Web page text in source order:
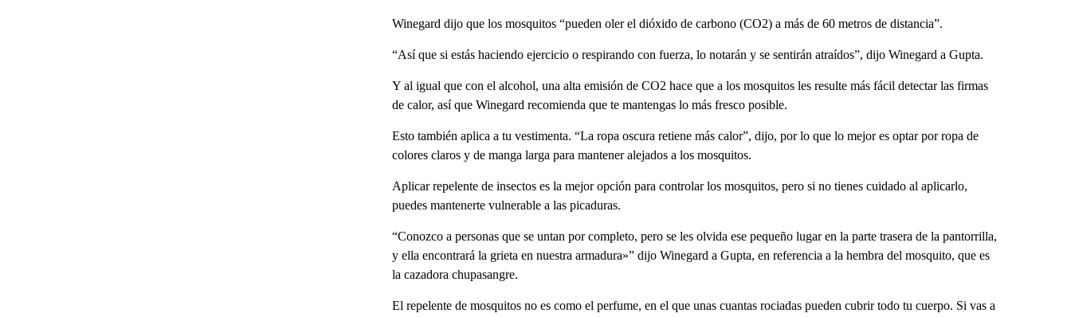
Winegard dijo que los mosquitos “pueden oler el dióxido de carbono (CO2) a más de 60 metros de distancia”.
“Así que si estás haciendo ejercicio o respirando con fuerza, lo notarán y se sentirán atraídos”, dijo Winegard a Gupta.
Y al igual que con el alcohol, una alta emisión de CO2 hace que a los mosquitos les resulte más fácil detectar las firmas
de calor, así que Winegard recomienda que te mantengas lo más fresco posible.
Esto también aplica a tu vestimenta. “La ropa oscura retiene más calor”, dijo, por lo que lo mejor es optar por ropa de
colores claros y de manga larga para mantener alejados a los mosquitos.
Aplicar repelente de insectos es la mejor opción para controlar los mosquitos, pero si no tienes cuidado al aplicarlo,
puedes mantenerte vulnerable a las picaduras.
“Conozco a personas que se untan por completo, pero se les olvida ese pequeño lugar en la parte trasera de la pantorrilla,
y ella encontrará la grieta en nuestra armadura»” dijo Winegard a Gupta, en referencia a la hembra del mosquito, que es
la cazadora chupasangre.
El repelente de mosquitos no es como el perfume, en el que unas cuantas rociadas pueden cubrir todo tu cuerpo. Si vas a